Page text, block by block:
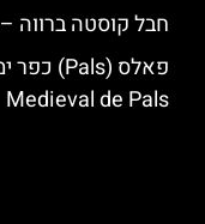
חבל קוסטה ברווה – 20 אתרי התיירות שאסור לפספס
Medieval de Pals‬‬